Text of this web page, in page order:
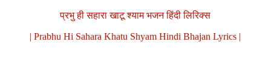
प्रभु ही सहारा खाटू श्याम भजन हिंदी लिरिक्स
| Prabhu Hi Sahara Khatu Shyam Hindi Bhajan Lyrics |